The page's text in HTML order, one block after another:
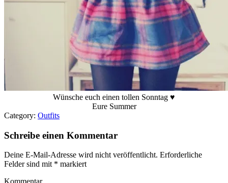
Wünsche euch einen tollen Sonntag ♥
Eure Summer
Category: Outfits
Schreibe einen Kommentar
Deine E-Mail-Adresse wird nicht veröffentlicht. Erforderliche
Felder sind mit * markiert